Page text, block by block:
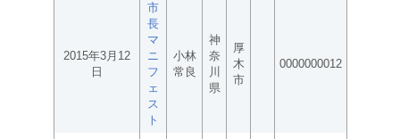
2015年3月12
日
市
長
マ
ニ
フ
ェ
ス
ト
小林
常良
神
奈
川
県
厚
木
市
0000000012